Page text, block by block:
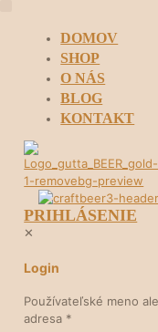
DOMOV
SHOP
O NÁS
BLOG
KONTAKT
PRIHLÁSENIE
✕
Login
Používateľské meno
adresa *